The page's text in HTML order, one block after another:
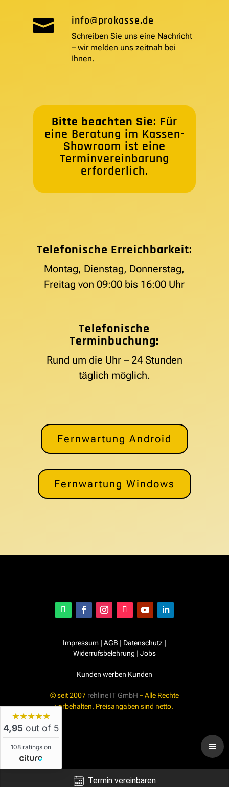
 info@prokasse.de
Schreiben Sie uns eine Nachricht
– wir melden uns zeitnah bei
Ihnen.
Bitte beachten Sie: Für
eine Beratung im Kassen-
Showroom ist eine
Terminvereinbarung
erforderlich.
Telefonische Erreichbarkeit:
Montag, Dienstag, Donnerstag,
Freitag von 09:00 bis 16:00 Uhr
Telefonische
Terminbuchung:
Rund um die Uhr – 24 Stunden
täglich möglich.
Fernwartung Android
Fernwartung Windows
Impressum| AGB | Datenschutz|
Widerrufsbelehrung | Jobs
Kunden werben Kunden
© seit 2007 rehline IT GmbH – Alle Rechte
vorbehalten. Preisangaben sind netto.
Termin vereinbaren
★★★★★
4,95 out of 5
108 ratings on